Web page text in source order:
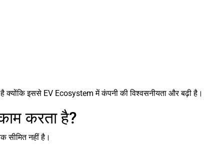
क्योंकि इससे EV Ecosystem में कंपनी की विश्वसनीयता और बढ़ी है।
करता है?
नहीं है।